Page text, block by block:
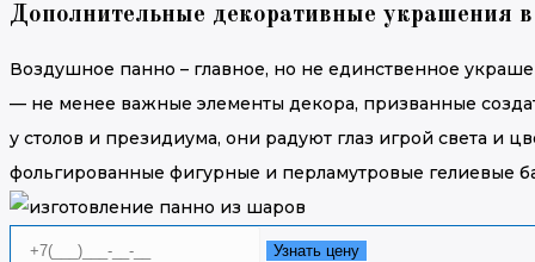
Дополнительные декоративные украшения
Воздушное панно – главное, но не единственное
— не менее важные элементы декора, призванные
у столов и президиума, они радуют глаз игрой света и
фольгированные фигурные и перламутровые гелиевые
Узнать цену